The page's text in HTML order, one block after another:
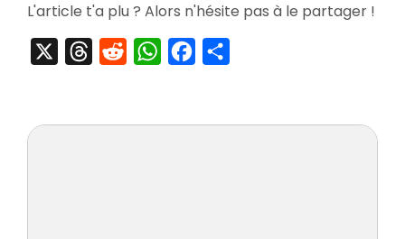
du
Monde
des
L'article t'a plu ? Alors n'hésite pas à le partager !
ThreadsRedditWhatsAppFacebook